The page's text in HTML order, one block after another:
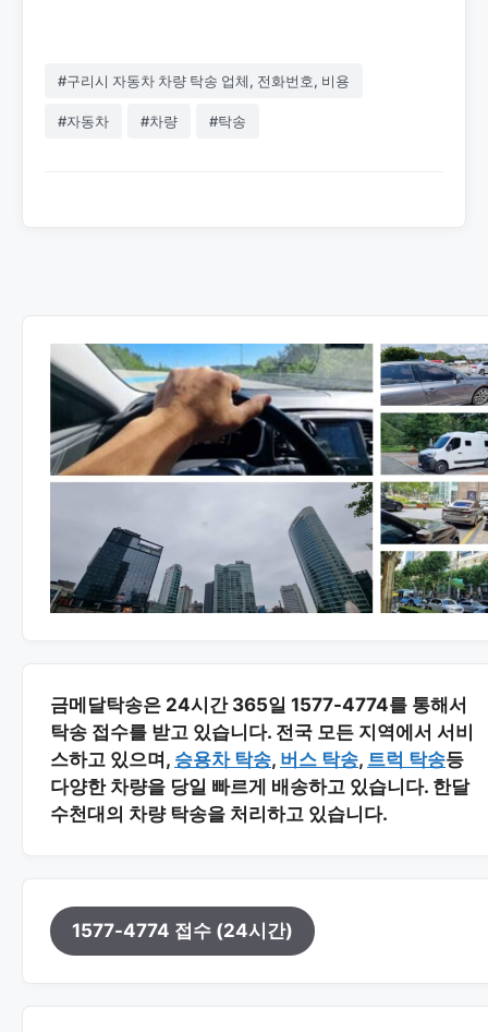
#구리시 자동차 차량 탁송 업체, 전화번호, 비용
#자동차 #차량 #탁송
금메달탁송은 24시간 365일 1577-4774를 통해서
탁송 접수를 받고 있습니다. 전국 모든 지역에서 서비
스하고 있으며, 승용차 탁송, 버스 탁송, 트럭 탁송등
다양한 차량을 당일 빠르게 배송하고 있습니다. 한달
수천대의 차량 탁송을 처리하고 있습니다.
1577-4774 접수 (24시간)